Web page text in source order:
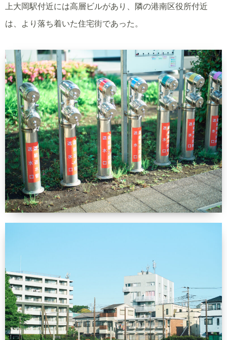
上大岡駅付近には高層ビルがあり、隣の港南区役所付近
は、より落ち着いた住宅街であった。